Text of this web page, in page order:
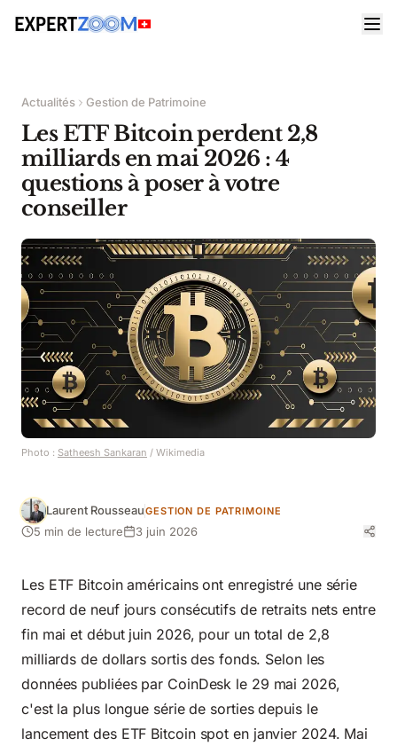
Actualités Gestion de Patrimoine
Les ETF Bitcoin perdent 2,8
milliards en mai 2026 : 4
questions à poser à votre
conseiller
Photo : Satheesh Sankaran / Wikimedia
Laurent RousseauGESTION DE PATRIMOINE
5 min de lecture 3 juin 2026
Les ETF Bitcoin américains ont enregistré une série
record de neuf jours consécutifs de retraits nets entre
fin mai et début juin 2026, pour un total de 2,8
milliards de dollars sortis des fonds. Selon les
données publiées par CoinDesk le 29 mai 2026,
c'est la plus longue série de sorties depuis le
lancement des ETF Bitcoin spot en janvier 2024. Mai